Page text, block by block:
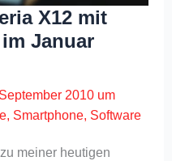
X12 mit
Januar
2010 um
, Smartphone, Software
meiner heutigen